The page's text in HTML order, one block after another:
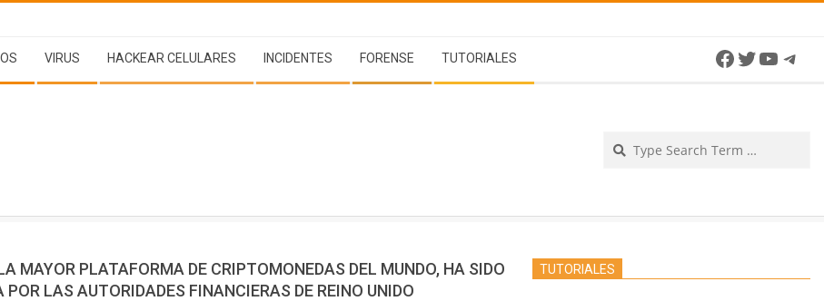
VIRUS HACKEAR CELULARES INCIDENTES FORENSE TUTORIALES Facebook
Twitter
MAYOR PLATAFORMA DE CRIPTOMONEDAS DEL MUNDO, HA SIDO
POR LAS AUTORIDADES FINANCIERAS DE REINO UNIDO
TUTORIALES